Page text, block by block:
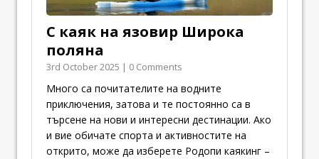
С каяк на язовир Широка
поляна
3rd October 2025 | 0 Comments
Много са почитателите на водните
приключения, затова и те постоянно са в
търсене на нови и интересни дестинации. Ако
и вие обичате спорта и активностите на
открито, може да изберете Родопи каякинг –